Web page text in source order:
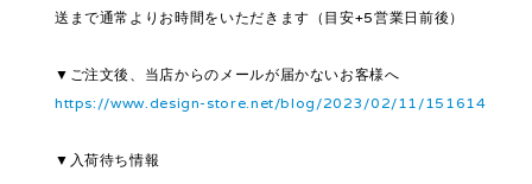
送まで通常よりお時間をいただきます（目安+5営業日前後）
▼ご注文後、当店からのメールが届かないお客様へ
https://www.design-store.net/blog/2023/02/11/151614
▼入荷待ち情報